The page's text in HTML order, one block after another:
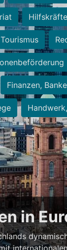
Tourismus
Finanzen,
in